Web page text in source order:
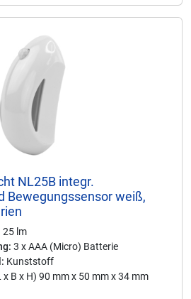
NL25B integr.
Bewegungssensor weiß,
25 lm
3 x AAA (Micro) Batterie
Kunststoff
x B x H) 90 mm x 50 mm x 34 mm